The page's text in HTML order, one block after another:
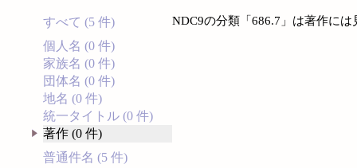
すべて (5 件)
個人名 (0 件)
家族名 (0 件)
団体名 (0 件)
地名 (0 件)
統一タイトル (0 件)
著作 (0 件)
普通件名 (5 件)
NDC9の分類「686.7」は著作に